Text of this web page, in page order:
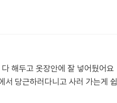
해두고 옷장안에 잘 넣어뒀어요
서 당근하러다니고 사러 가는게 쉽